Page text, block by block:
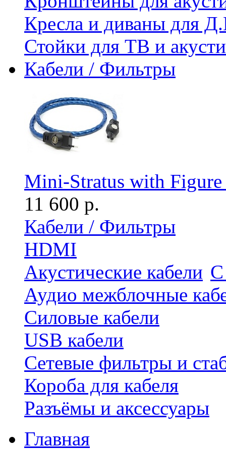
Кресла и диваны для
Стойки для ТВ и
Кабели / Фильтры
Mini-Stratus with
11 600 р.
Кабели / Фильтры
HDMI
Акустические кабели С
Аудио межблочные
Силовые кабели
USB кабели
Сетевые фильтры и
Короба для кабеля
Разъёмы и аксессуары
Главная